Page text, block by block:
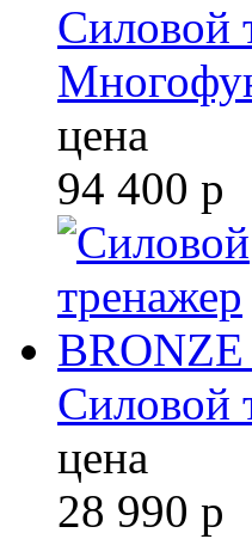
Силовой
цена
94 400 р
Силовой
цена
28 990 р